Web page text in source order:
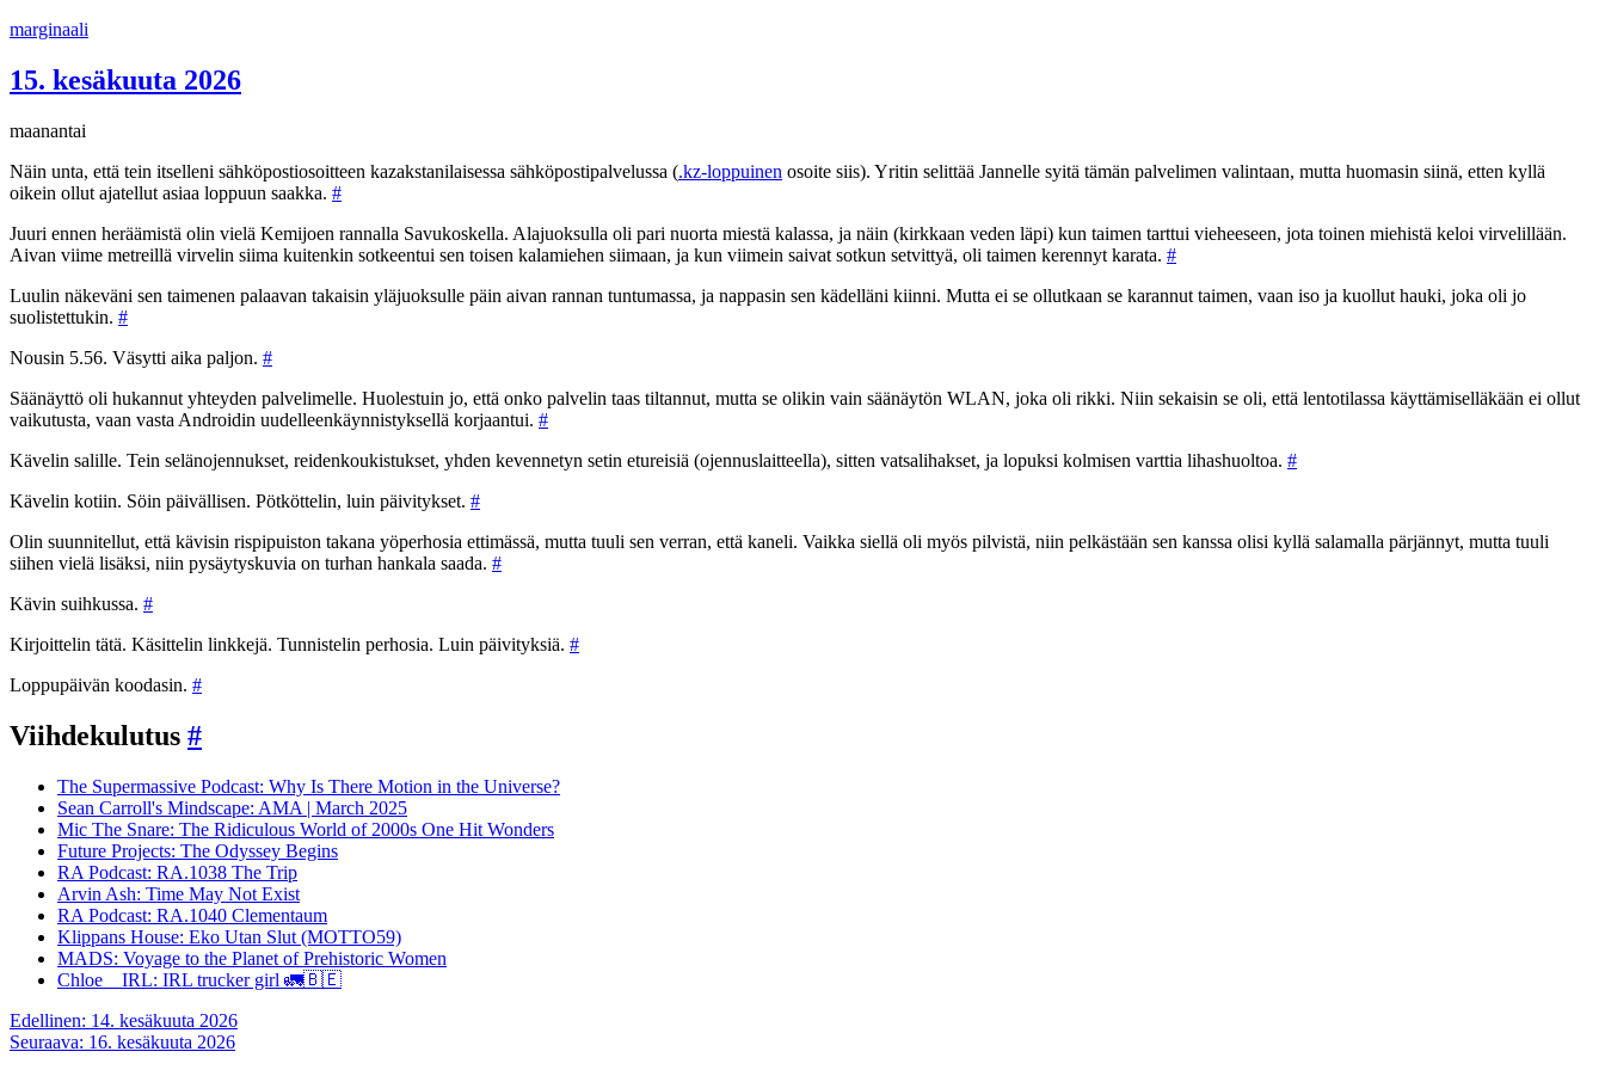
Siirry
marginaali
15. kesäkuuta 2026
maanantai
Näin unta, että tein itselleni sähköpostiosoitteen kazakstanilaisessa sähköpostipalvelussa (.kz-loppuinen osoite siis). Yritin selittää Jannelle syitä tämän palvelimen valintaan, mutta huomasin siinä, etten kyllä
oikein ollut ajatellut asiaa loppuun saakka. #
Juuri ennen heräämistä olin vielä Kemijoen rannalla Savukoskella. Alajuoksulla oli pari nuorta miestä kalassa, ja näin (kirkkaan veden läpi) kun taimen tarttui vieheeseen, jota toinen miehistä keloi virvelillään.
Aivan viime metreillä virvelin siima kuitenkin sotkeentui sen toisen kalamiehen siimaan, ja kun viimein saivat sotkun setvittyä, oli taimen kerennyt karata. #
Luulin näkeväni sen taimenen palaavan takaisin yläjuoksulle päin aivan rannan tuntumassa, ja nappasin sen kädelläni kiinni. Mutta ei se ollutkaan se karannut taimen, vaan iso ja kuollut hauki, joka oli jo
suolistettukin. #
Nousin 5.56. Väsytti aika paljon. #
Säänäyttö oli hukannut yhteyden palvelimelle. Huolestuin jo, että onko palvelin taas tiltannut, mutta se olikin vain säänäytön WLAN, joka oli rikki. Niin sekaisin se oli, että lentotilassa käyttämiselläkään ei ollut
vaikutusta, vaan vasta Androidin uudelleenkäynnistyksellä korjaantui. #
Kävelin salille. Tein selänojennukset, reidenkoukistukset, yhden kevennetyn setin etureisiä (ojennuslaitteella), sitten vatsalihakset, ja lopuksi kolmisen varttia lihashuoltoa. #
Kävelin kotiin. Söin päivällisen. Pötköttelin, luin päivitykset. #
Olin suunnitellut, että kävisin rispipuiston takana yöperhosia ettimässä, mutta tuuli sen verran, että kaneli. Vaikka siellä oli myös pilvistä, niin pelkästään sen kanssa olisi kyllä salamalla pärjännyt, mutta tuuli
siihen vielä lisäksi, niin pysäytyskuvia on turhan hankala saada. #
Kävin suihkussa. #
Kirjoittelin tätä. Käsittelin linkkejä. Tunnistelin perhosia. Luin päivityksiä. #
Loppupäivän koodasin. #
Viihdekulutus #
The Supermassive Podcast: Why Is There Motion in the Universe?
Sean Carroll's Mindscape: AMA | March 2025
Mic The Snare: The Ridiculous World of 2000s One Hit Wonders
Future Projects: The Odyssey Begins
RA Podcast: RA.1038 The Trip
Arvin Ash: Time May Not Exist
RA Podcast: RA.1040 Clementaum
Klippans House: Eko Utan Slut (MOTTO59)
MADS: Voyage to the Planet of Prehistoric Women
Chloe__IRL: IRL trucker girl 🚛🇧🇪
Artikkelien
selaus
Edellinen: 14. kesäkuuta 2026
Seuraava: 16. kesäkuuta 2026